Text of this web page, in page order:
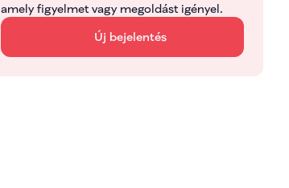
amely figyelmet vagy megoldást igényel.
Új bejelentés